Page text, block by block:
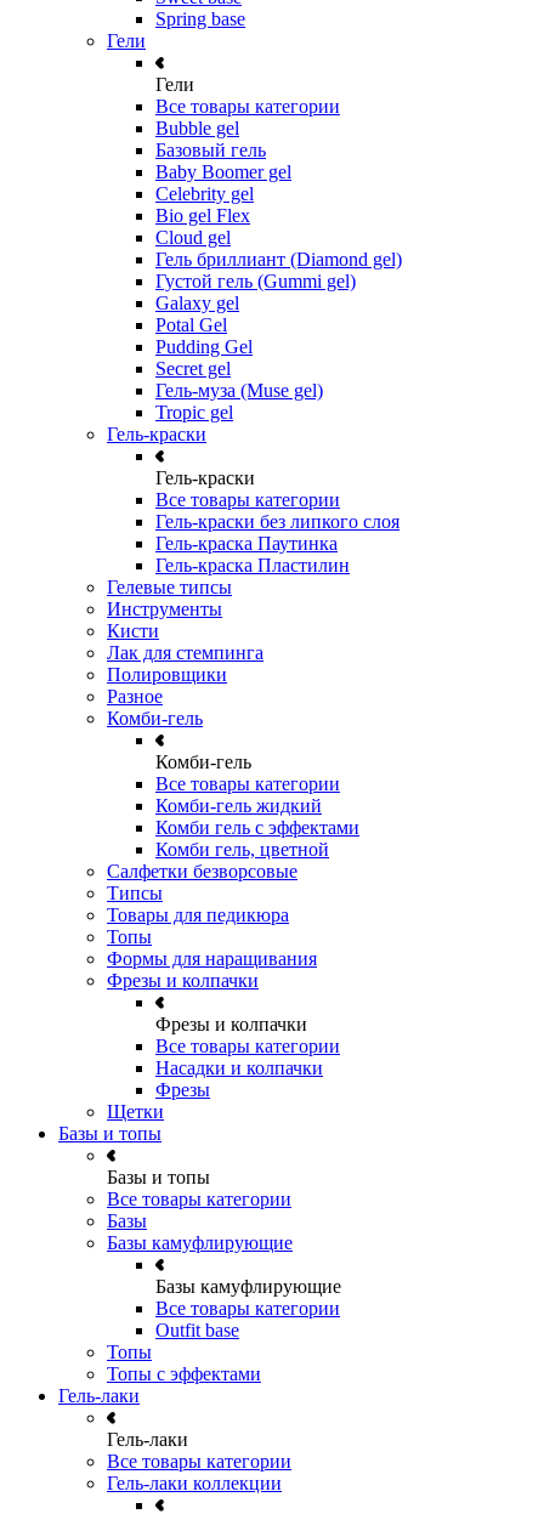
Spring base
Гели
Гели
Все товары категории
Bubble gel
Базовый гель
Baby Boomer gel
Celebrity gel
Bio gel Flex
Cloud gel
Гель бриллиант (Diamond gel)
Густой гель (Gummi gel)
Galaxy gel
Potal Gel
Pudding Gel
Secret gel
Гель-муза (Muse gel)
Tropic gel
Гель-краски
Гель-краски
Все товары категории
Гель-краски без липкого слоя
Гель-краска Паутинка
Гель-краска Пластилин
Гелевые типсы
Инструменты
Кисти
Лак для стемпинга
Полировщики
Разное
Комби-гель
Комби-гель
Все товары категории
Комби-гель жидкий
Комби гель с эффектами
Комби гель, цветной
Салфетки безворсовые
Типсы
Товары для педикюра
Топы
Формы для наращивания
Фрезы и колпачки
Фрезы и колпачки
Все товары категории
Насадки и колпачки
Фрезы
Щетки
Базы и топы
Базы и топы
Все товары категории
Базы
Базы камуфлирующие
Базы камуфлирующие
Все товары категории
Outfit base
Топы
Топы с эффектами
Гель-лаки
Гель-лаки
Все товары категории
Гель-лаки коллекции